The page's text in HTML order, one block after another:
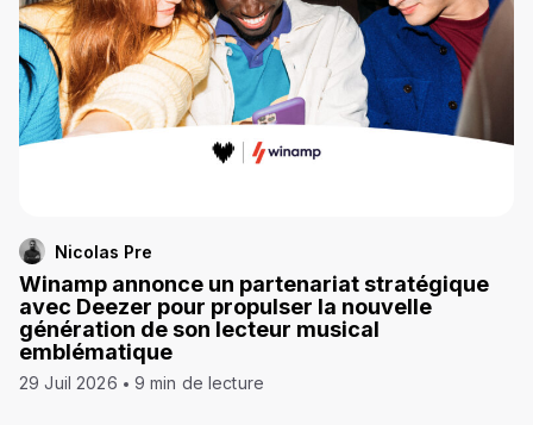
Nicolas Pre
Winamp annonce un partenariat stratégique
avec Deezer pour propulser la nouvelle
génération de son lecteur musical
emblématique
29 Juil 2026 9 min de lecture